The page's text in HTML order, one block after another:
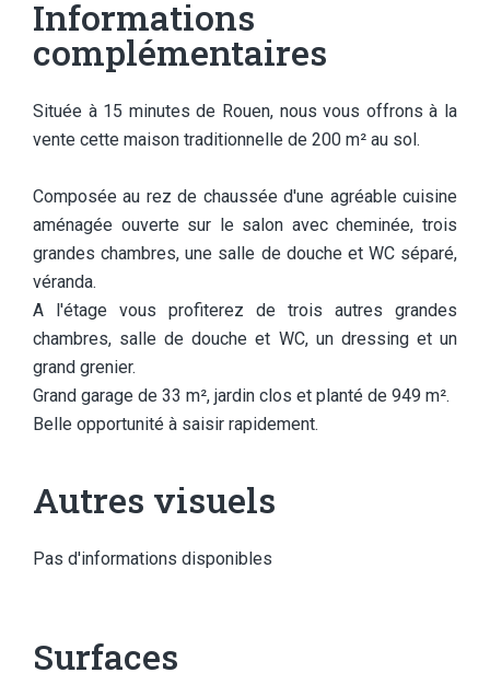
Informations
complémentaires
Située à 15 minutes de Rouen, nous vous offrons à la
vente cette maison traditionnelle de 200 m² au sol.
Composée au rez de chaussée d'une agréable cuisine
aménagée ouverte sur le salon avec cheminée, trois
grandes chambres, une salle de douche et WC séparé,
véranda.
A l'étage vous profiterez de trois autres grandes
chambres, salle de douche et WC, un dressing et un
grand grenier.
Grand garage de 33 m², jardin clos et planté de 949 m².
Belle opportunité à saisir rapidement.
Autres visuels
Pas d'informations disponibles
Surfaces